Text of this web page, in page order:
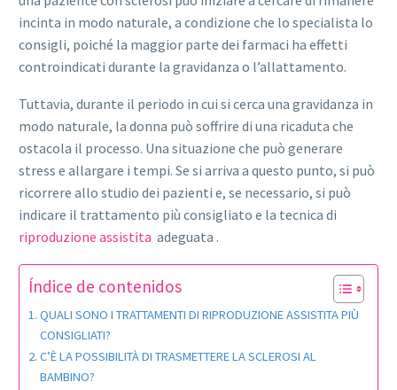
incinta in modo naturale, a condizione che lo specialista lo
consigli, poiché la maggior parte dei farmaci ha effetti
controindicati durante la gravidanza o l’allattamento.
Tuttavia, durante il periodo in cui si cerca una gravidanza in
modo naturale, la donna può soffrire di una ricaduta che
ostacola il processo. Una situazione che può generare
stress e allargare i tempi. Se si arriva a questo punto, si può
ricorrere allo studio dei pazienti e, se necessario, si può
indicare il trattamento più consigliato e la tecnica di
riproduzione assistita adeguata .
Índice de contenidos
QUALI SONO I TRATTAMENTI DI RIPRODUZIONE ASSISTITA PIÙ
CONSIGLIATI?
C’È LA POSSIBILITÀ DI TRASMETTERE LA SCLEROSI AL
BAMBINO?